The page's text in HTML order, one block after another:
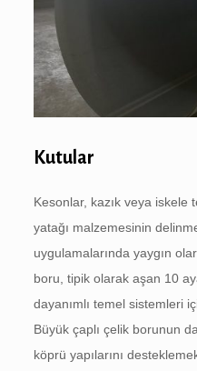
Kutular
Kesonlar, kazık veya
yatağı malzemesinin
uygulamalarında yaygın
boru, tipik olarak aşan 10
dayanımlı temel sistemleri
Büyük çaplı çelik borunun
köprü yapılarını